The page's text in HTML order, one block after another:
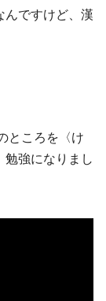
んですけど、漢
ところを〈け
勉強になりまし